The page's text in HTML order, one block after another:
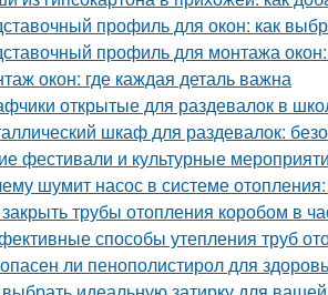
профиль для окон: как
профиль для монтажа окон:
окон: где каждая деталь важна
открытые для раздевалок в
шкаф для раздевалок:
фестивали и культурные
шумит насос в системе
закрыть трубы отопления коробом в
способы утепления труб
ли пенополистирол для